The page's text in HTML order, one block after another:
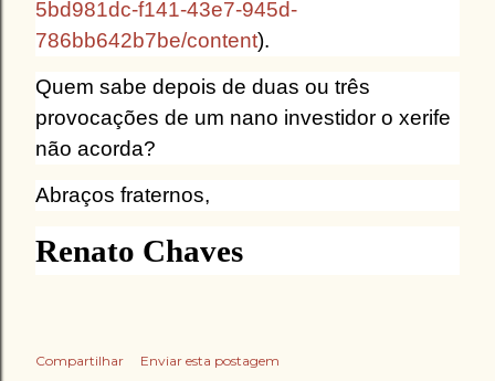
5bd981dc-f141-43e7-945d-
786bb642b7be/content).
Quem sabe depois de duas ou três
provocações de um nano investidor o xerife
não acorda?
Abraços fraternos,
Renato Chaves
Compartilhar
Enviar esta postagem